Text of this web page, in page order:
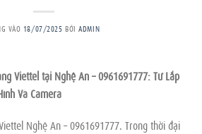
VÀO 18/07/2025 BỞIADMIN
Viettel tại Nghệ An – 0961691777: Từ Lắp
Và Camera
Nghệ An – 0961691777. Trong thời đại